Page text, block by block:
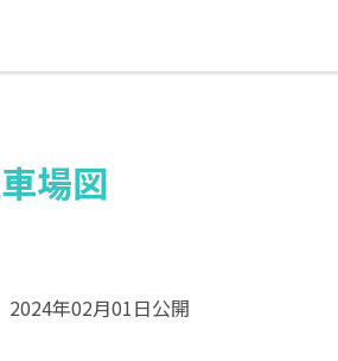
場図
2024年02月01日公開